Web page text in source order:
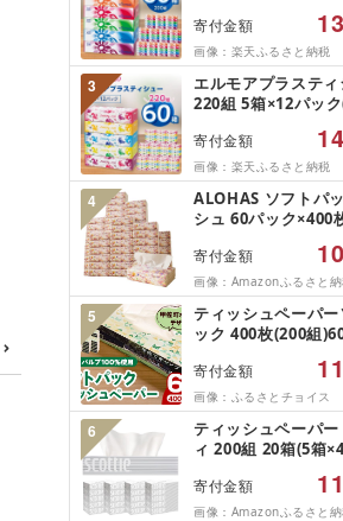
ュペーパー 日用品
とめ買い 常備品 生
ックスティッシュ [
地域:離島・沖縄県]
寄付金額
画像：楽天ふるさと納税
3
エルモアプラステ
220組 5箱×12パッ
ティッシュペーパー
耗品 まとめ買い 常
用品 ボックスティ
送不可地域:離島・
寄付金額
画像：楽天ふるさと納税
4
ALOHAS ソフトパ
シュ 60パック×400
買い 備蓄 防災
寄付金額
画像：Amazonふるさと
5
ティッシュペーパ
ック 400枚(200組
パー 箱無し 60箱 生
貨 日用品 必需品 紙
とめ買い 備蓄 防災
熊本県 甲佐町[ZC][
XA]
寄付金額
画像：ふるさとチョイス
6
ティッシュペーパ
ィ 200組 20箱(5箱
寄付金額
画像：Amazonふるさと